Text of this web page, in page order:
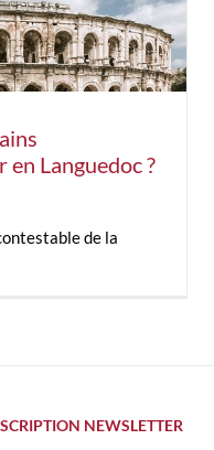
Languedoc ?
de la
NEWSLETTER